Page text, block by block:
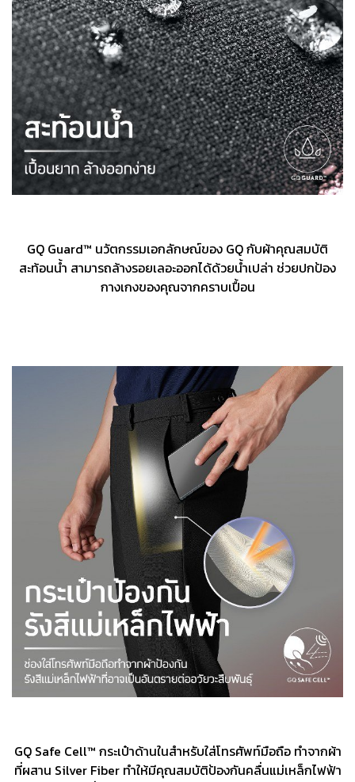
GQ Guard™ นวัตกรรมเอกลักษณ์ของ GQ กับผ้าคุณสมบัติ
สะท้อนน้ำ สามารถล้างรอยเลอะออกได้ด้วยน้ำเปล่า ช่วยปกป้อง
กางเกงของคุณจากคราบเปื้อน
GQ Safe Cell™ กระเป๋าด้านในสำหรับใส่โทรศัพท์มือถือ ทำจากผ้า
ที่ผสาน Silver Fiber ทำให้มีคุณสมบัติป้องกันคลื่นแม่เหล็กไฟฟ้า